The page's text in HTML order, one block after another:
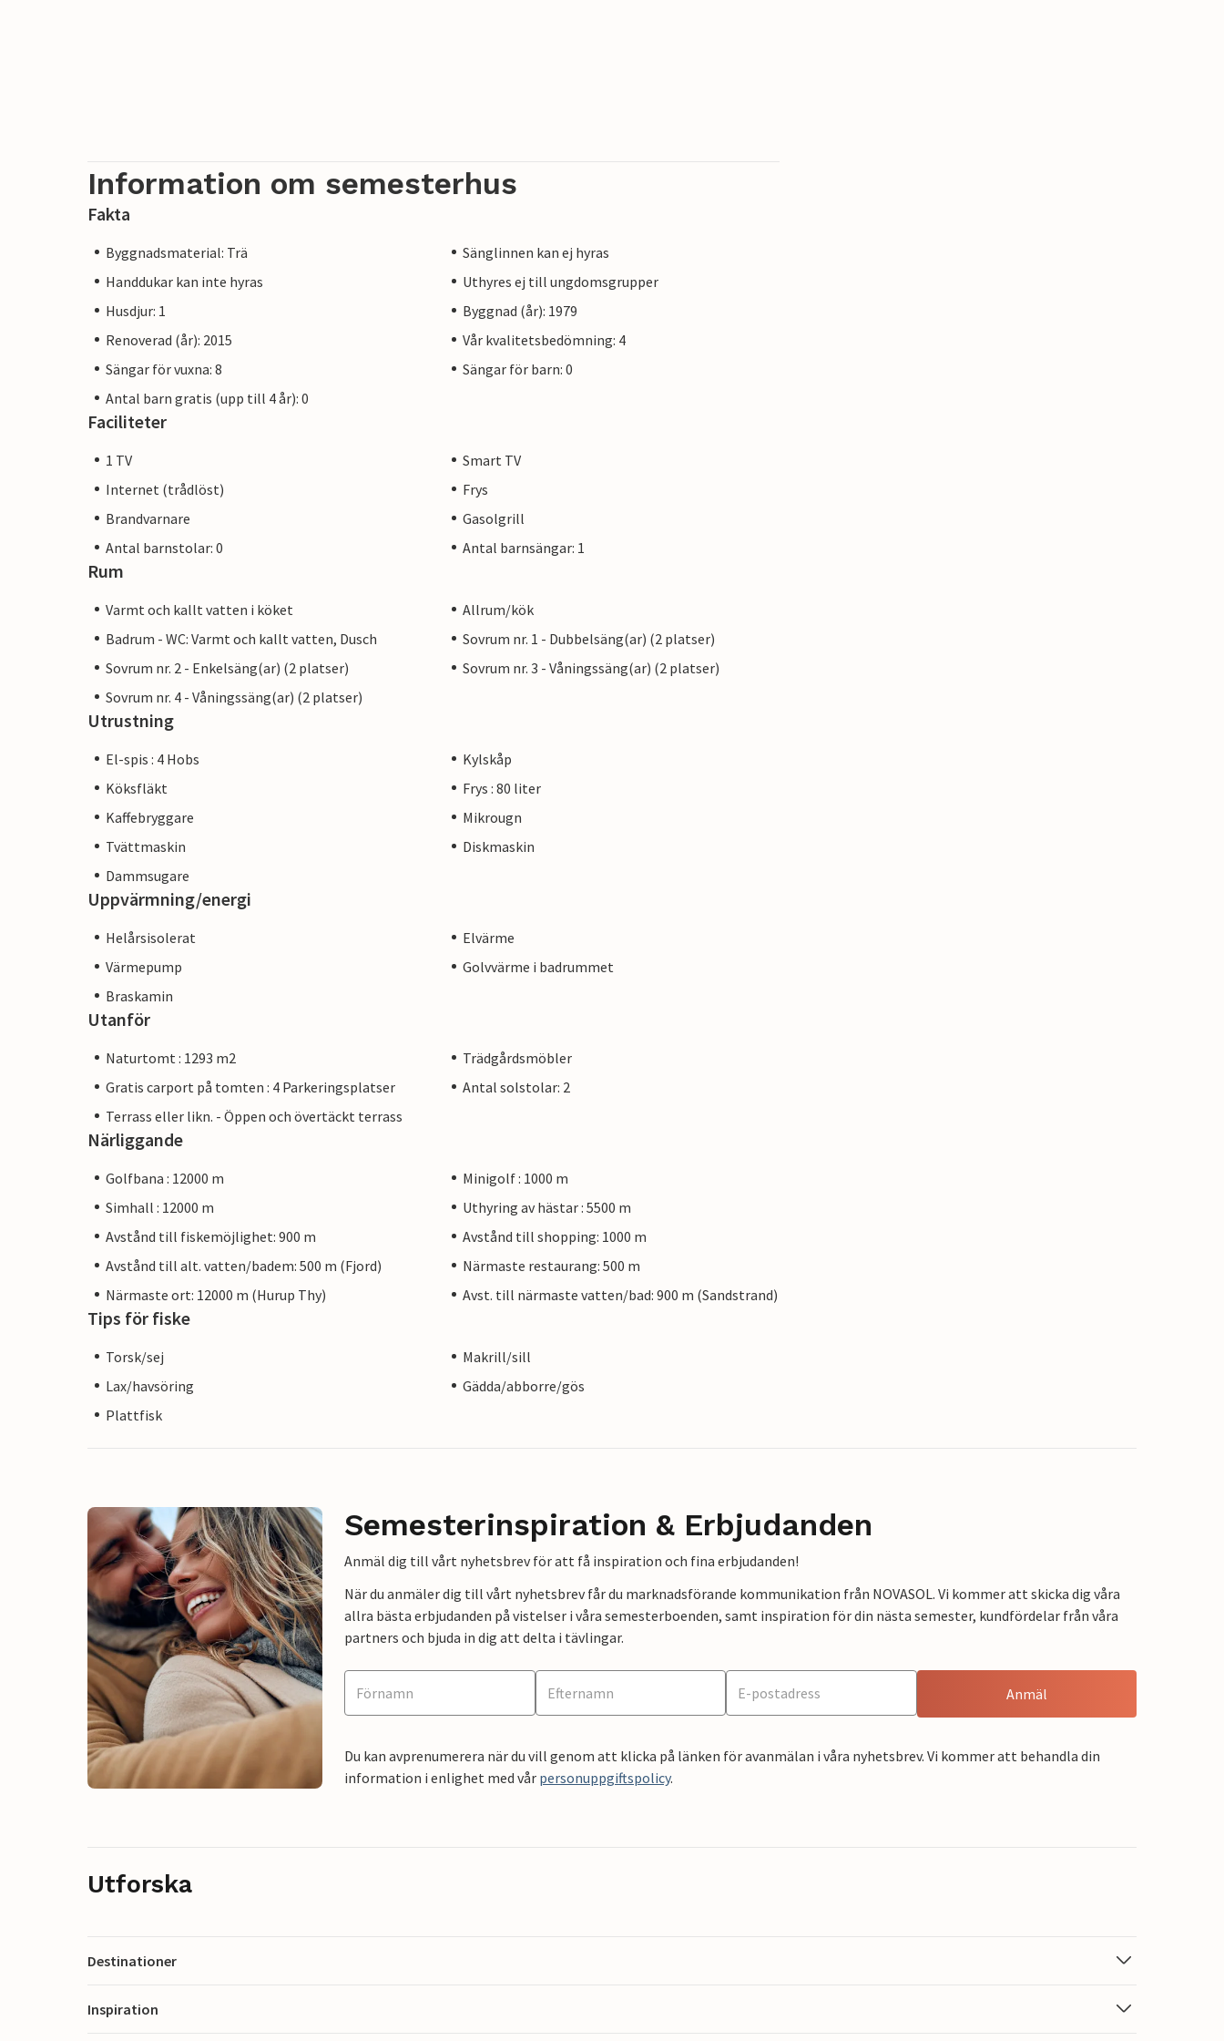
Information om semesterhus
Fakta
Byggnadsmaterial: Trä
Sänglinnen kan ej hyras
Handdukar kan inte hyras
Uthyres ej till ungdomsgrupper
Husdjur: 1
Byggnad (år): 1979
Renoverad (år): 2015
Vår kvalitetsbedömning: 4
Sängar för vuxna: 8
Sängar för barn: 0
Antal barn gratis (upp till 4 år): 0
Faciliteter
1 TV
Smart TV
Internet (trådlöst)
Frys
Brandvarnare
Gasolgrill
Antal barnstolar: 0
Antal barnsängar: 1
Rum
Varmt och kallt vatten i köket
Allrum/kök
Badrum - WC: Varmt och kallt vatten, Dusch
Sovrum nr. 1 - Dubbelsäng(ar) (2 platser)
Sovrum nr. 2 - Enkelsäng(ar) (2 platser)
Sovrum nr. 3 - Våningssäng(ar) (2 platser)
Sovrum nr. 4 - Våningssäng(ar) (2 platser)
Utrustning
El-spis : 4 Hobs
Kylskåp
Köksfläkt
Frys : 80 liter
Kaffebryggare
Mikrougn
Tvättmaskin
Diskmaskin
Dammsugare
Uppvärmning/energi
Helårsisolerat
Elvärme
Värmepump
Golvvärme i badrummet
Braskamin
Utanför
Naturtomt : 1293 m2
Trädgårdsmöbler
Gratis carport på tomten : 4 Parkeringsplatser
Antal solstolar: 2
Terrass eller likn. - Öppen och övertäckt terrass
Närliggande
Golfbana : 12000 m
Minigolf : 1000 m
Simhall : 12000 m
Uthyring av hästar : 5500 m
Avstånd till fiskemöjlighet: 900 m
Avstånd till shopping: 1000 m
Avstånd till alt. vatten/badem: 500 m (Fjord)
Närmaste restaurang: 500 m
Närmaste ort: 12000 m (Hurup Thy)
Avst. till närmaste vatten/bad: 900 m (Sandstrand)
Tips för fiske
Torsk/sej
Makrill/sill
Lax/havsöring
Gädda/abborre/gös
Plattfisk
Semesterinspiration & Erbjudanden
Anmäl dig till vårt nyhetsbrev för att få inspiration och fina erbjudanden!
När du anmäler dig till vårt nyhetsbrev får du marknadsförande kommunikation från NOVASOL. Vi kommer att skicka dig våra
allra bästa erbjudanden på vistelser i våra semesterboenden, samt inspiration för din nästa semester, kundfördelar från våra
partners och bjuda in dig att delta i tävlingar.
Anmäl
Du kan avprenumerera när du vill genom att klicka på länken för avanmälan i våra nyhetsbrev. Vi kommer att behandla din
information i enlighet med vår personuppgiftspolicy.
Utforska
Destinationer
Inspiration